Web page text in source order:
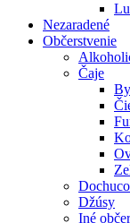
Nezaradené
Občerstvenie
Čaje
Džúsy
Iné